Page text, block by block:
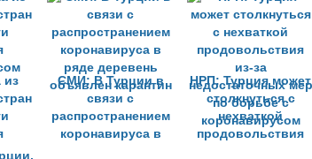
Турции
из
СМИ: В Турции в
связи с
распространением
коронавируса в
НРП: Турция может
столкнуться с
нехваткой
продовольствия